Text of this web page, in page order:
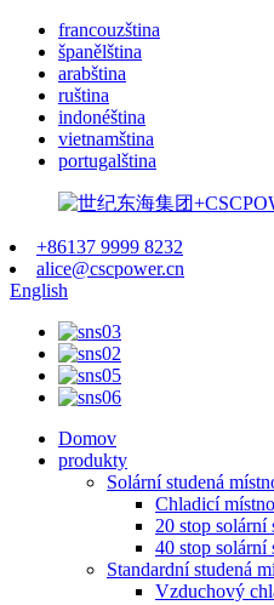
francouzština
španělština
arabština
ruština
indonéština
vietnamština
portugalština
+86137 9999 8232
alice@cscpower.cn
English
Domov
produkty
Solární studená
Chladicí
20 stop solární
40 stop solární
Standardní studená
Vzduchový